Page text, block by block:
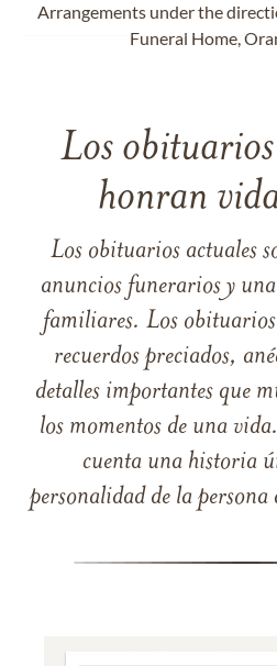
Arrangements under the
Funeral Home,
Los
honran
Los obituarios actuales
anuncios funerarios y
familiares. Los
recuerdos preciados,
detalles importantes que
los momentos de una
cuenta una historia
personalidad de la